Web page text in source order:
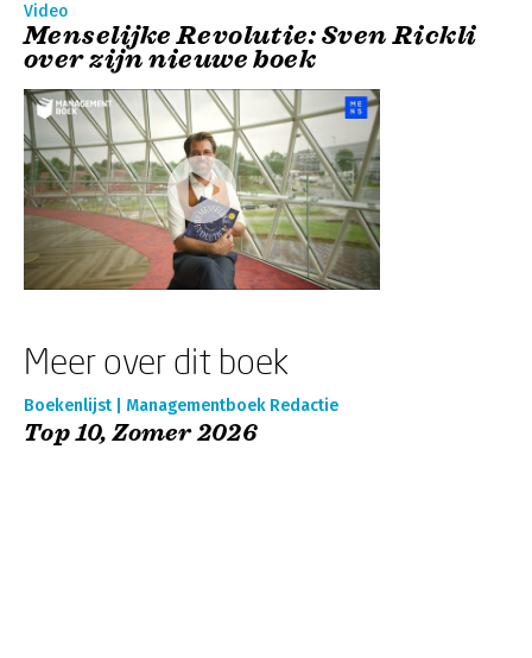
Video
Menselijke Revolutie: Sven Rickli
over zijn nieuwe boek
Meer over dit boek
Boekenlijst | Managementboek Redactie
Top 10, Zomer 2026